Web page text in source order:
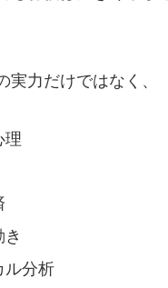
実力だけではなく、
理
ル分析